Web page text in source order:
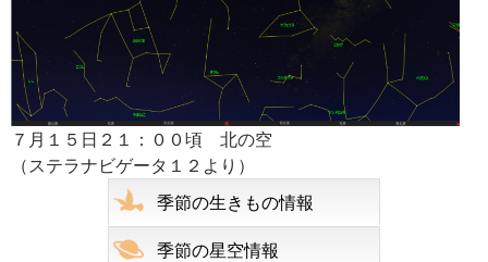
７月１５日２１：００頃 北の空
（ステラナビゲータ１２より）
季節の生きもの情報
季節の星空情報